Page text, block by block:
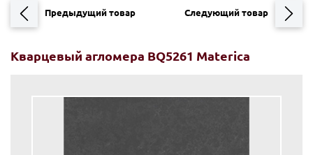
Кварцевый агломера BQ5261 Materica